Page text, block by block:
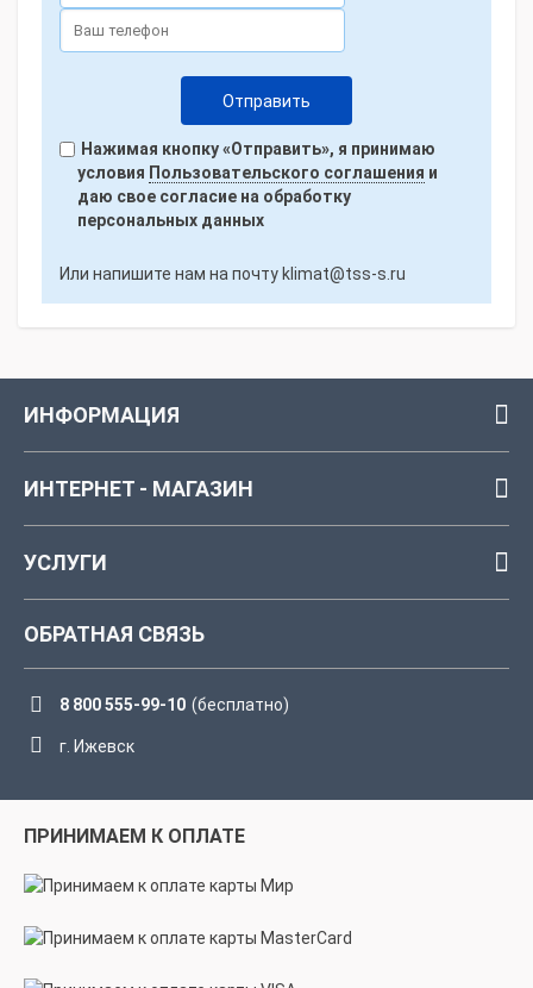
Нажимая кнопку «Отправить», я принимаю
условия Пользовательского соглашения и
даю свое согласие на обработку
персональных данных
Или напишите нам на почту klimat@tss-s.ru
ИНФОРМАЦИЯ
ИНТЕРНЕТ - МАГАЗИН
УСЛУГИ
ОБРАТНАЯ СВЯЗЬ
8 800 555-99-10 (бесплатно)
г. Ижевск
ПРИНИМАЕМ К ОПЛАТЕ